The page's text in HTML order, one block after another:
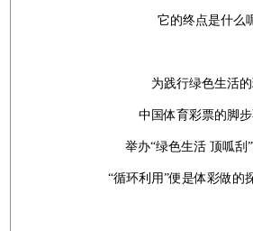
它的终点是什么
为践行绿色生活
中国体育彩票的脚
举办“绿色生活 顶呱刮
“循环利用”便是体彩做的